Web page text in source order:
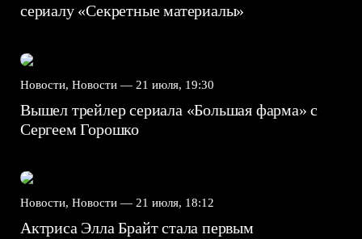
сериалу «Секретные материалы»
Новости, Новости — 21 июля, 19:30
Вышел трейлер сериала «Большая фарма» с
Сергеем Горошко
Новости, Новости — 21 июля, 18:12
Актриса Элла Брайт стала первым